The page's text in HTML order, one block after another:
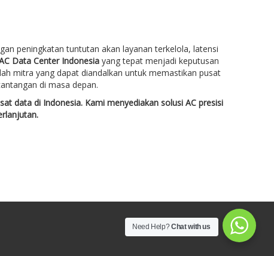
peningkatan tuntutan akan layanan terkelola, latensi
Data Center Indonesiayang tepat menjadi keputusan
mitra yang dapat diandalkan untuk memastikan pusat
di masa depan.
data di Indonesia. Kami menyediakan solusi AC presisi
Need Help?Chat with us